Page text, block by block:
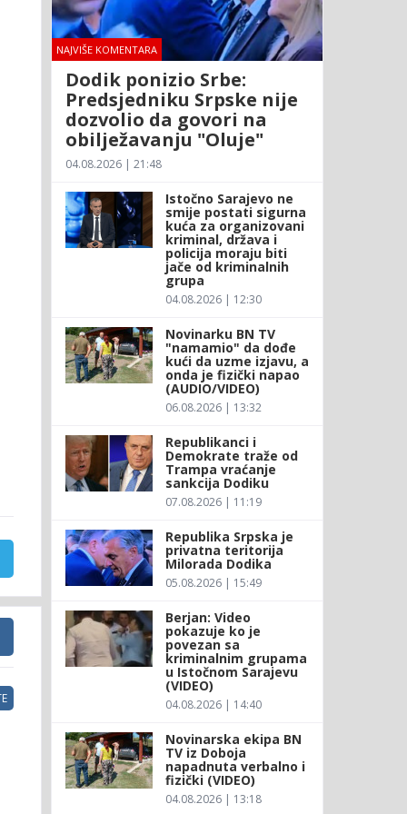
NAJVIŠE KOMENTARA
Dodik ponizio Srbe:
Predsjedniku Srpske nije
dozvolio da govori na
obilježavanju "Oluje"
04.08.2026 | 21:48
Istočno Sarajevo ne
smije postati sigurna
kuća za organizovani
kriminal, država i
policija moraju biti
jače od kriminalnih
grupa
04.08.2026 | 12:30
Novinarku BN TV
"namamio" da dođe
kući da uzme izjavu, a
onda je fizički napao
(AUDIO/VIDEO)
06.08.2026 | 13:32
Republikanci i
Demokrate traže od
Trampa vraćanje
sankcija Dodiku
07.08.2026 | 11:19
Republika Srpska je
privatna teritorija
Milorada Dodika
05.08.2026 | 15:49
Berjan: Video
pokazuje ko je
povezan sa
kriminalnim grupama
u Istočnom Sarajevu
(VIDEO)
04.08.2026 | 14:40
Novinarska ekipa BN
TV iz Doboja
napadnuta verbalno i
fizički (VIDEO)
04.08.2026 | 13:18